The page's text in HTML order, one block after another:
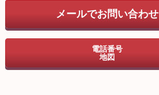
メールでお問い合わせ
電話番号
地図